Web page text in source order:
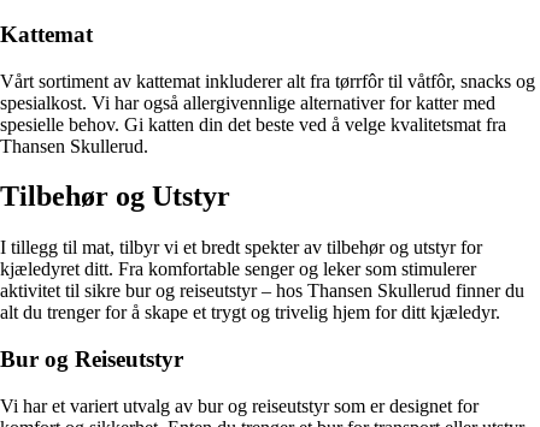
Kattemat
Vårt sortiment av kattemat inkluderer alt fra tørrfôr til våtfôr, snacks og
spesialkost. Vi har også allergivennlige alternativer for katter med
spesielle behov. Gi katten din det beste ved å velge kvalitetsmat fra
Thansen Skullerud.
Tilbehør og Utstyr
I tillegg til mat, tilbyr vi et bredt spekter av tilbehør og utstyr for
kjæledyret ditt. Fra komfortable senger og leker som stimulerer
aktivitet til sikre bur og reiseutstyr – hos Thansen Skullerud finner du
alt du trenger for å skape et trygt og trivelig hjem for ditt kjæledyr.
Bur og Reiseutstyr
Vi har et variert utvalg av bur og reiseutstyr som er designet for